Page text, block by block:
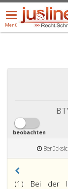
Menü
öffnen/schließen
Menü
ALLE
beobachten
(1) Bei der